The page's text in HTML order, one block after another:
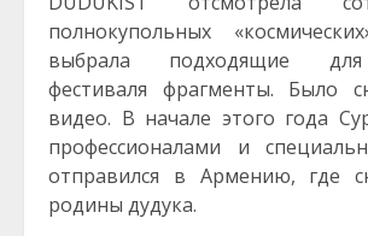
полнокупольных
выбрала подходящие
фестиваля фрагменты. Было
видео. В начале этого года
профессионалами и
отправился в Армению, где
родины дудука.